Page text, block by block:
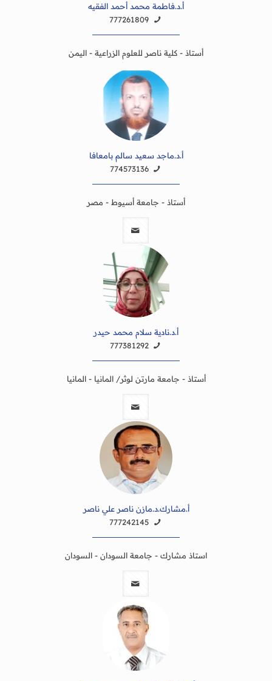
أ.د.فاطمة محمد أحمد الفقيه
777261809
أستاذ - كلية ناصر للعلوم الزراعية - اليمن
أ.د.ماجد سعيد سالم بامعافا
774573136
أستاذ - جامعة أسيوط - مصر
أ.د.نادية سلام محمد حيدر
777381292
أستاذ - جامعة مارتن لوثر/ المانيا - المانيا
أ.مشارك.د.مازن ناصر علي ناصر
777242145
استاذ مشارك - جامعة السودان - السودان